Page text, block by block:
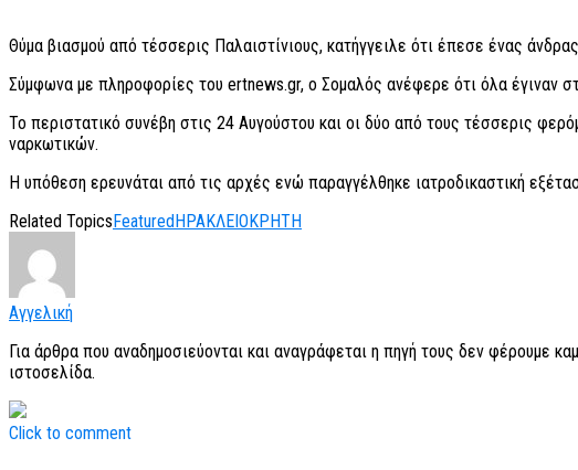
Θύμα βιασμού από τέσσερις Παλαιστίνιους, κατήγγειλε ότι έπεσε ένας
Σύμφωνα με πληροφορίες του ertnews.gr, ο Σομαλός ανέφερε ότι όλα έγιναν
Το περιστατικό συνέβη στις 24 Αυγούστου και οι δύο από τους τέσσερις
ναρκωτικών.
Η υπόθεση ερευνάται από τις αρχές ενώ παραγγέλθηκε ιατροδικαστική
Related Topics Featured ΗΡΑΚΛΕΙΟΚΡΗΤΗ
Αγγελική
Για άρθρα που αναδημοσιεύονται και αναγράφεται η πηγή τους δεν φέρουμε
ιστοσελίδα.
Click to comment